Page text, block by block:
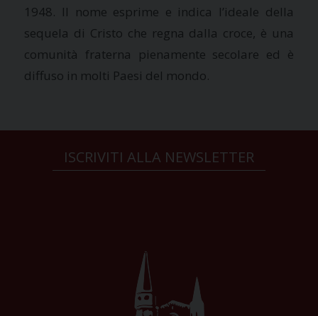
1948. Il nome esprime e indica l’ideale della
sequela di Cristo che regna dalla croce, è una
comunità fraterna pienamente secolare ed è
diffuso in molti Paesi del mondo.
ISCRIVITI ALLA NEWSLETTER